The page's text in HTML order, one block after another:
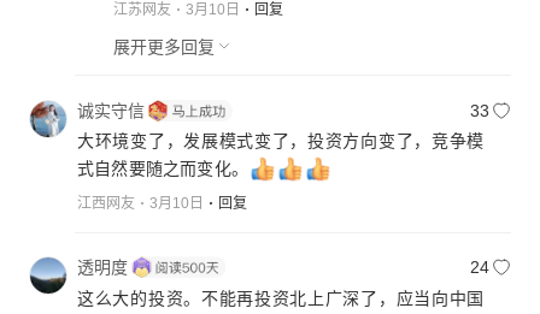
江苏网友 3月10日 回复
展开更多回复
诚实守信
33
大环境变了，发展模式变了，投资方向变了，竞争模
式自然要随之而变化。
江西网友 3月10日 回复
透明度
24
这么大的投资。不能再投资北上广深了，应当向中国